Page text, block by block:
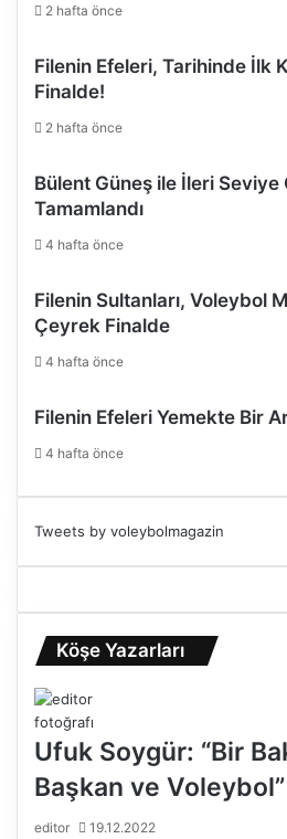
2 hafta önce
Filenin Efeleri, Tarihinde İlk
Finalde!
2 hafta önce
Bülent Güneş ile İleri Seviye
Tamamlandı
4 hafta önce
Filenin Sultanları, Voleybol
Çeyrek Finalde
4 hafta önce
Filenin Efeleri Yemekte Bir
4 hafta önce
Tweets by voleybolmagazin
Köşe Yazarları
Ufuk Soygür: “Bir
Başkan ve Voleybol”
editor 19.12.2022